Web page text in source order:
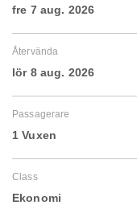
fre 7 aug. 2026
Återvända
lör 8 aug. 2026
Passagerare
1 Vuxen
Class
Ekonomi